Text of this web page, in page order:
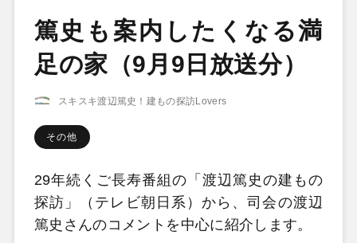
篤史も案内したくなる満
足の家（9月9日放送分）
スキスキ渡辺篤史！建もの探訪Lovers
その他
29年続くご長寿番組の「渡辺篤史の建もの
探訪」（テレビ朝日系）から、司会の渡辺
篤史さんのコメントを中心に紹介します。